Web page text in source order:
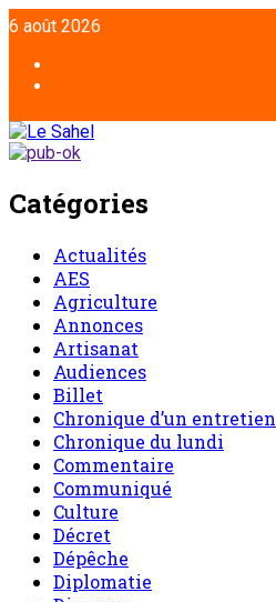
6 août 2026
Catégories
Actualités
AES
Agriculture
Annonces
Artisanat
Audiences
Billet
Chronique d’un entretien
Chronique du lundi
Commentaire
Communiqué
Culture
Décret
Dépêche
Diplomatie